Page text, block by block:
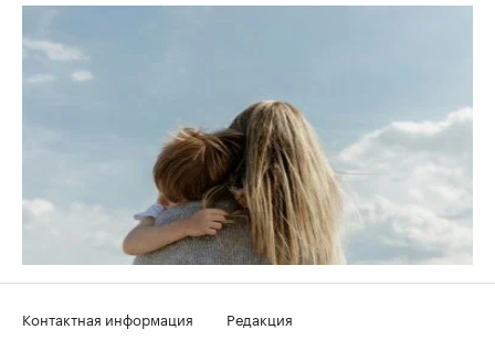
Контактная информация
Редакция